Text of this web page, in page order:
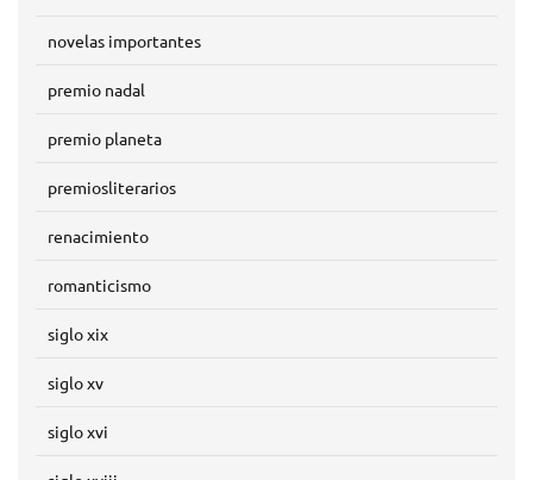
novelas importantes
premio nadal
premio planeta
premiosliterarios
renacimiento
romanticismo
siglo xix
siglo xv
siglo xvi